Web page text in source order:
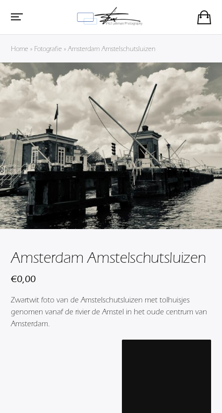
Home » Fotografie »Amsterdam Amstelschutsluizen
Amsterdam Amstelschutsluizen
€0,00
Zwartwit foto van de Amstelschutsluizen met tolhuisjes
genomen vanaf de rivier de Amstel in het oude centrum van
Amsterdam.